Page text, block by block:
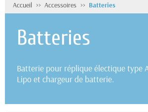
Accueil Accessoires Batteries
Batteries
Batterie pour réplique électique type
Lipo et chargeur de batterie.